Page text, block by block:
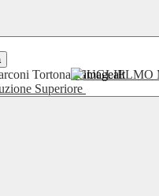
GUGLIELMO
Superiore